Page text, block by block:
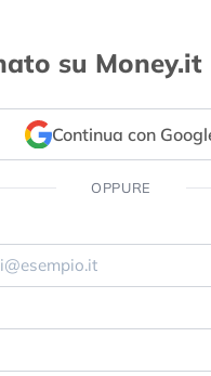
su Money.it
Continua con
OPPURE